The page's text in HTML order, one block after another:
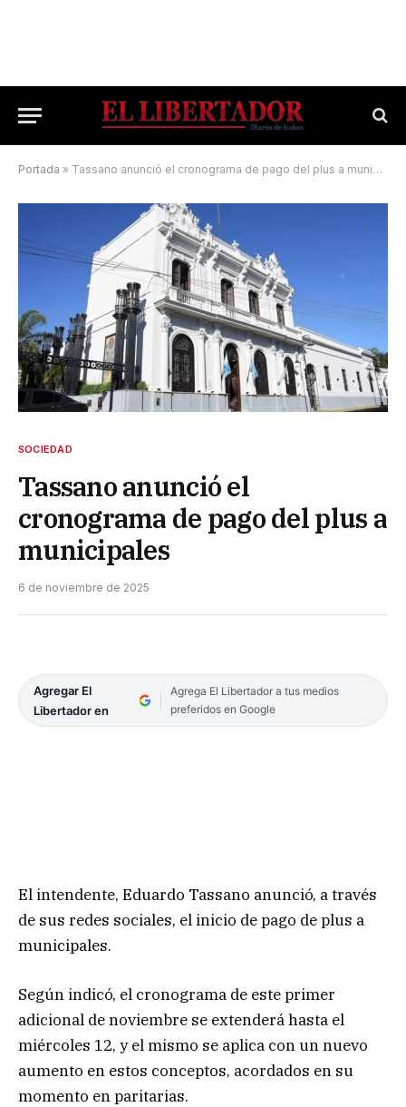
Portada » Tassano anunció el cronograma de pago del plus a municipales
SOCIEDAD
Tassano anunció el
cronograma de pago del plus a
municipales
6 de noviembre de 2025
Agregar El
Libertador en
Agrega El Libertador a tus medios
preferidos en Google
El intendente, Eduardo Tassano anunció, a través
de sus redes sociales, el inicio de pago de plus a
municipales.
Según indicó, el cronograma de este primer
adicional de noviembre se extenderá hasta el
miércoles 12, y el mismo se aplica con un nuevo
aumento en estos conceptos, acordados en su
momento en paritarias.